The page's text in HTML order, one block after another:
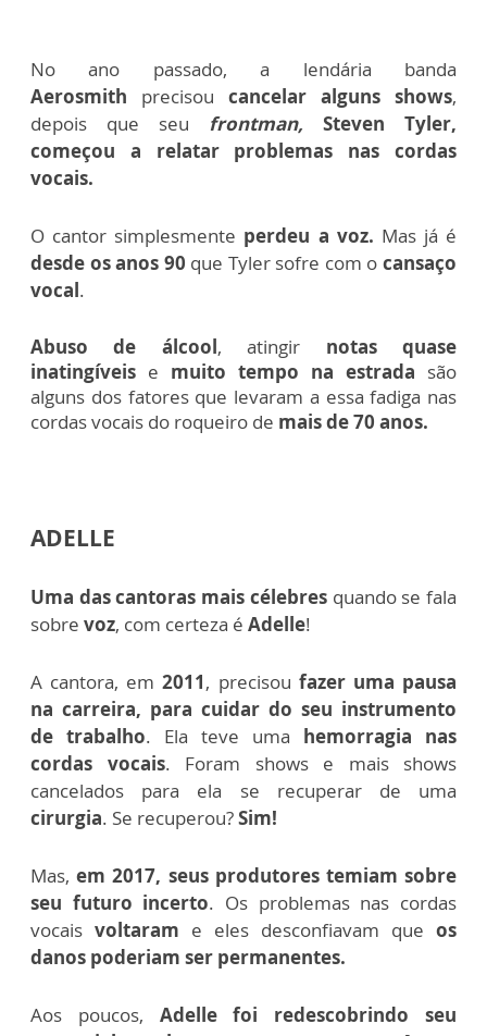
No ano passado, a lendária banda
Aerosmith precisou cancelar alguns shows,
depois que seu frontman, Steven Tyler,
começou a relatar problemas nas cordas
vocais.
O cantor simplesmente perdeu a voz. Mas já é
desde os anos 90 que Tyler sofre com ocansaço
vocal.
Abuso de álcool, atingir notas quase
inatingíveis e muito tempo na estrada são
alguns dos fatores que levaram a essa fadiga nas
cordas vocais do roqueiro de mais de 70 anos.
ADELLE
Uma das cantoras mais célebresquando se fala
sobre voz, com certeza é Adelle!
A cantora, em2011, precisou fazer uma pausa
na carreira, para cuidar do seu instrumento
de trabalho. Ela teve uma hemorragia nas
cordas vocais. Foram shows e mais shows
cancelados para ela se recuperar de uma
cirurgia. Se recuperou?Sim!
Mas,em 2017, seus produtores temiam sobre
seu futuro incerto. Os problemas nas cordas
vocais voltaram e eles desconfiavam que os
danos poderiam ser permanentes.
Aos poucos, Adelle foi redescobrindo seu